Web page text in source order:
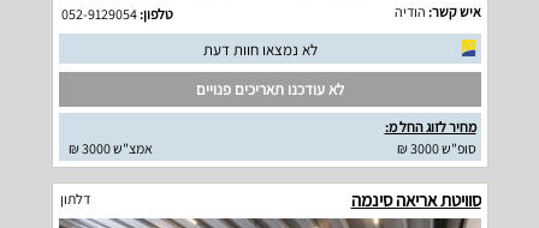
איש קשר: הודיה טלפון:052-9129054
לא נמצאו חוות דעת
לא עודכנו תאריכים פנויים
מחיר לזוג החל מ:
סופ"ש 3000 ₪
אמצ"ש 3000 ₪
סוויטת אריאה סינמה דלתון